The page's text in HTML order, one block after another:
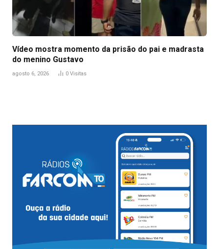
Vídeo mostra momento da prisão do pai e madrasta
do menino Gustavo
agosto 6, 2026 0 Visitas